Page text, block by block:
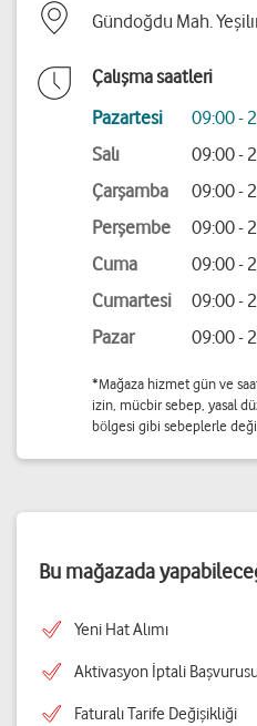
Gündoğdu Mah.
Çalışma saatleri
Pazartesi
09:00 -
Salı
09:00 -
Çarşamba
09:00 -
Perşembe
09:00 -
Cuma
09:00 -
Cumartesi
09:00 -
Pazar
09:00 -
*Mağaza hizmet gün ve
izin, mücbir sebep, yasal
bölgesi gibi sebeplerle
Bu mağazada
Yeni Hat Alımı
Aktivasyon İptali
Faturalı Tarife Değişikliği